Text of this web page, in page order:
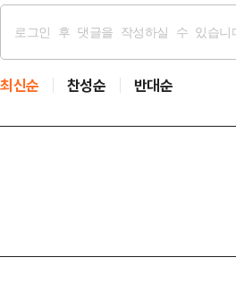
최신순 찬성순 반대순